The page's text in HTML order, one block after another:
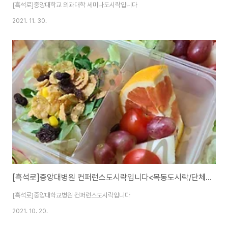
[흑석로]중앙대학교 의과대학 세미나도시락입니다
2021. 11. 30.
[흑석로]중앙대병원 컨퍼런스도시락입니다<목동도시락/단체도시락/도시락케이터링:원스피크닉>
[흑석로]중앙대학교병원 컨퍼런스도시락입니다
2021. 10. 20.